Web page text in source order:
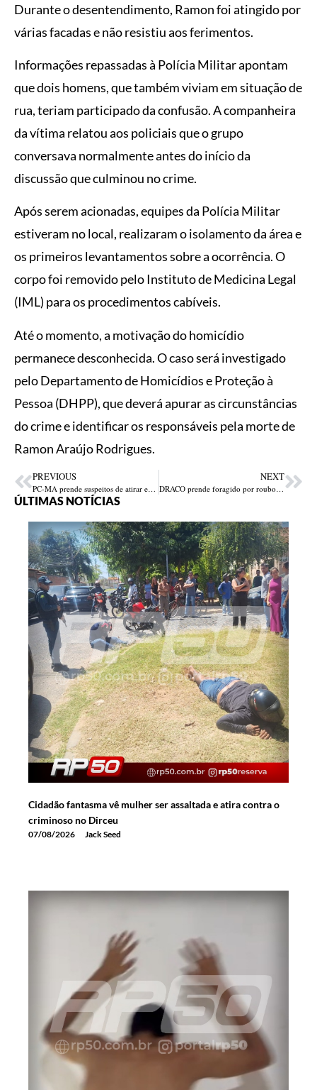
Durante o desentendimento, Ramon foi atingido por
várias facadas e não resistiu aos ferimentos.
Informações repassadas à Polícia Militar apontam
que dois homens, que também viviam em situação de
rua, teriam participado da confusão. A companheira
da vítima relatou aos policiais que o grupo
conversava normalmente antes do início da
discussão que culminou no crime.
Após serem acionadas, equipes da Polícia Militar
estiveram no local, realizaram o isolamento da área e
os primeiros levantamentos sobre a ocorrência. O
corpo foi removido pelo Instituto de Medicina Legal
(IML) para os procedimentos cabíveis.
Até o momento, a motivação do homicídio
permanece desconhecida. O caso será investigado
pelo Departamento de Homicídios e Proteção à
Pessoa (DHPP), que deverá apurar as circunstâncias
do crime e identificar os responsáveis pela morte de
Ramon Araújo Rodrigues.
PREVIOUS
PC-MA prende suspeitos de atirar em idoso durante assalto e desviar R$ 100 mil de vítima com câncer
NEXT
DRACO prende foragido por roubo durante operação contra facção na zona Norte de Teresina
ÚLTIMAS NOTÍCIAS
Cidadão fantasma vê mulher ser assaltada e atira contra o
criminoso no Dirceu
07/08/2026 Jack Seed